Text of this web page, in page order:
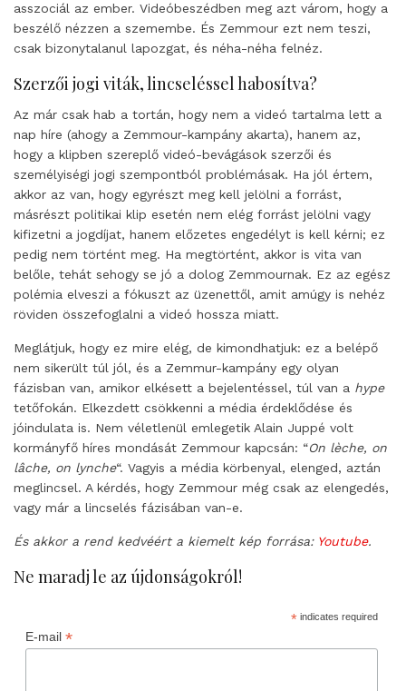
asszociál az ember. Videóbeszédben meg azt várom, hogy a
beszélő nézzen a szemembe. És Zemmour ezt nem teszi,
csak bizonytalanul lapozgat, és néha-néha felnéz.
Szerzői jogi viták, lincseléssel habosítva?
Az már csak hab a tortán, hogy nem a videó tartalma lett a
nap híre (ahogy a Zemmour-kampány akarta), hanem az,
hogy a klipben szereplő videó-bevágások szerzői és
személyiségi jogi szempontból problémásak. Ha jól értem,
akkor az van, hogy egyrészt meg kell jelölni a forrást,
másrészt politikai klip esetén nem elég forrást jelölni vagy
kifizetni a jogdíjat, hanem előzetes engedélyt is kell kérni; ez
pedig nem történt meg. Ha megtörtént, akkor is vita van
belőle, tehát sehogy se jó a dolog Zemmournak. Ez az egész
polémia elveszi a fókuszt az üzenettől, amit amúgy is nehéz
röviden összefoglalni a videó hossza miatt.
Meglátjuk, hogy ez mire elég, de kimondhatjuk: ez a belépő
nem sikerült túl jól, és a Zemmur-kampány egy olyan
fázisban van, amikor elkésett a bejelentéssel, túl van a hype
tetőfokán. Elkezdett csökkenni a média érdeklődése és
jóindulata is. Nem véletlenül emlegetik Alain Juppé volt
kormányfő híres mondását Zemmour kapcsán: “On lèche, on
lâche, on lynche“. Vagyis a média körbenyal, elenged, aztán
meglincsel. A kérdés, hogy Zemmour még csak az elengedés,
vagy már a lincselés fázisában van-e.
És akkor a rend kedvéért a kiemelt kép forrása: Youtube.
Ne maradj le az újdonságokról!
*indicates required
E-mail *